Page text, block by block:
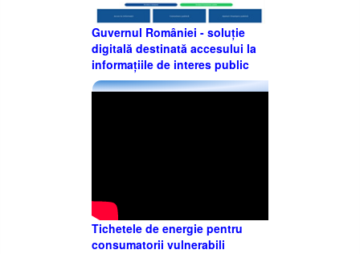
Guvernul României - soluție
digitală destinată accesului la
informațiile de interes public
Tichetele de energie pentru
consumatorii vulnerabili